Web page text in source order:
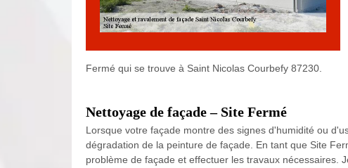
Fermé qui se trouve à Saint Nicolas Courbefy 87230.
Nettoyage de façade – Site Fermé
Lorsque votre façade montre des signes d'humidité ou
dégradation de la peinture de façade. En tant que Site
problème de façade et effectuer les travaux nécessaires.